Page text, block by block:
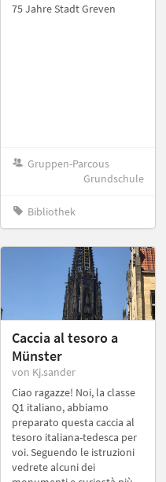
75 Jahre Stadt Greven
Gruppen-Parcous
Grundschule
Bibliothek
Caccia al tesoro a
Münster
von Kj.sander
Ciao ragazze! Noi, la classe
Q1 italiano, abbiamo
preparato questa caccia al
tesoro italiana-tedesca per
voi. Seguendo le istruzioni
vedrete alcuni dei